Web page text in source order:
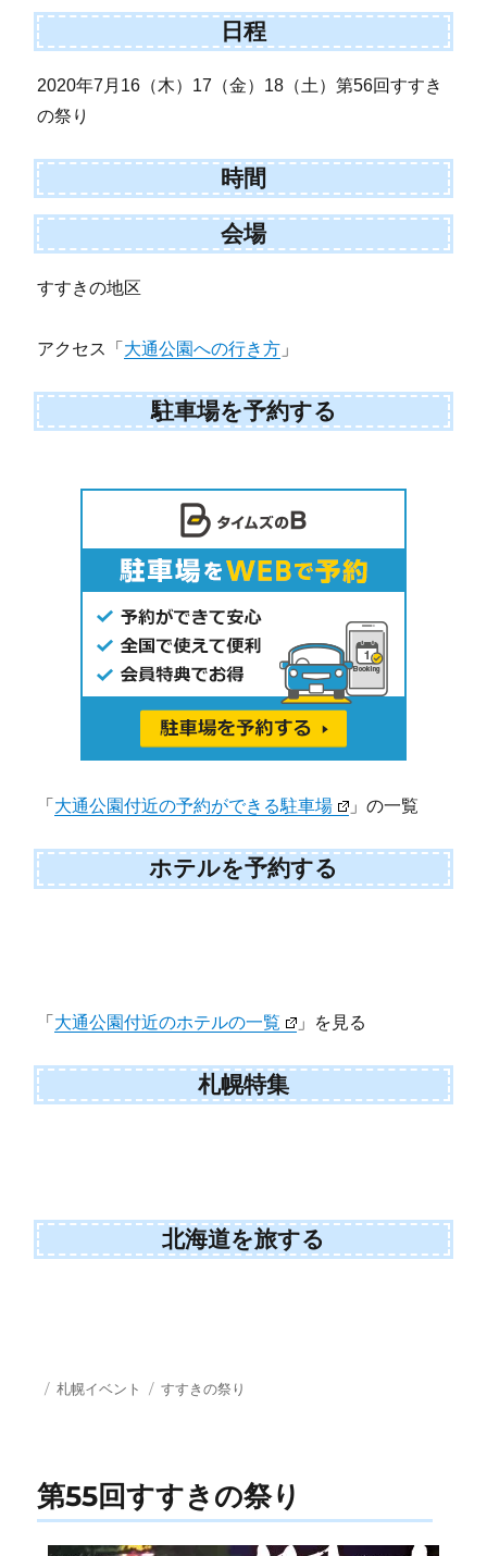
日程
2020年7月16（木）17（金）18（土）第56回すすき
の祭り
時間
会場
すすきの地区
アクセス「 大通公園への行き方 」
駐車場を予約する
「 大通公園付近の予約ができる駐車場 」の一覧
ホテルを予約する
「 大通公園付近のホテルの一覧 」を見る
札幌特集
北海道を旅する
投 カ
ー
札幌イベント
タ
すすきの祭り
第55回すすきの祭り